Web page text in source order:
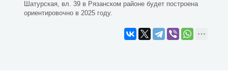
Шатурская, вл. 39 в Рязанском районе будет построена
ориентировочно в 2025 году.